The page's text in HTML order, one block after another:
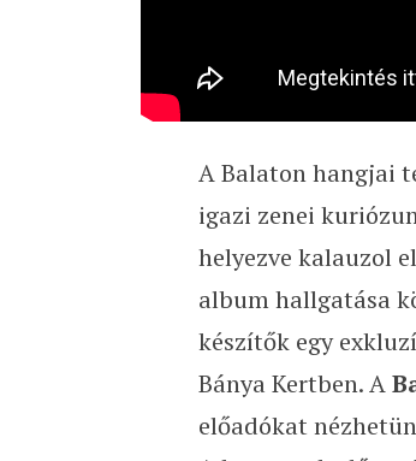
A Balaton hangjai
igazi zenei
helyezve kalauzol
album hallgatása
készítők egy
Bánya Kertben. A
előadókat